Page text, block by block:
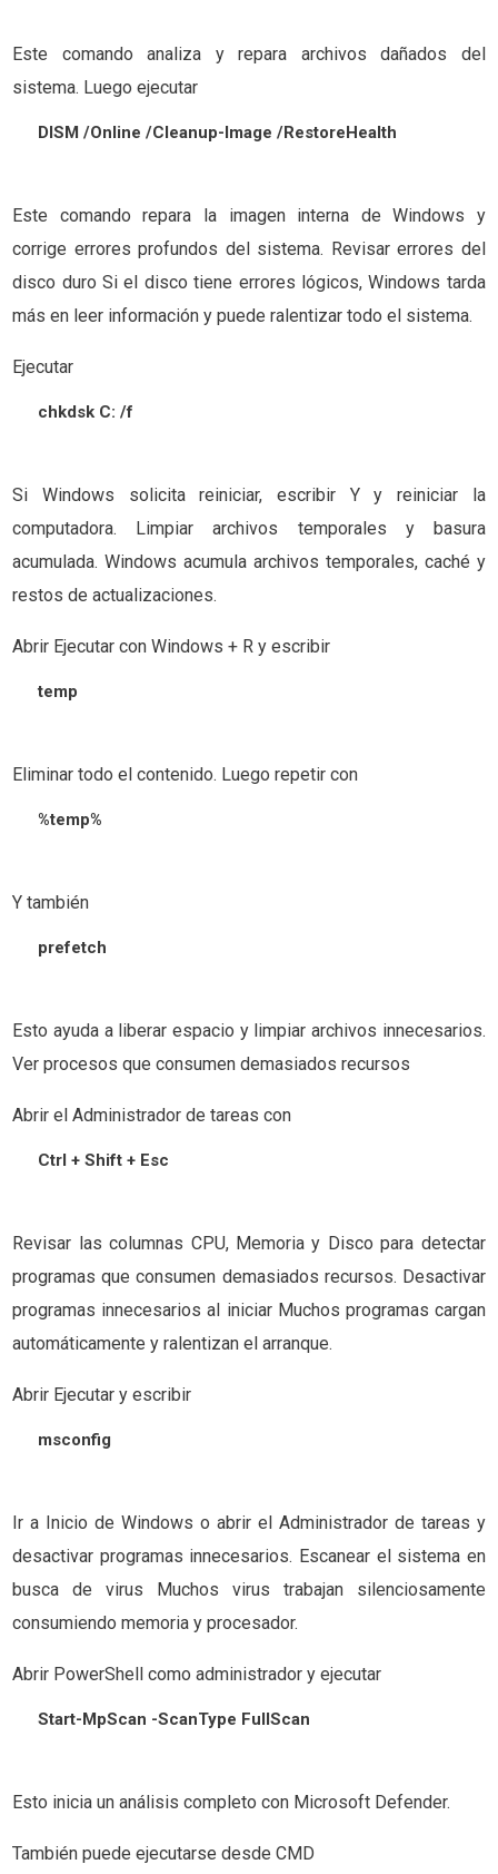
Este comando analiza y repara archivos dañados del
sistema. Luego ejecutar
DISM /Online /Cleanup-Image /RestoreHealth
Este comando repara la imagen interna de Windows y
corrige errores profundos del sistema. Revisar errores del
disco duro Si el disco tiene errores lógicos, Windows tarda
más en leer información y puede ralentizar todo el sistema.
Ejecutar
chkdsk C: /f
Si Windows solicita reiniciar, escribir Y y reiniciar la
computadora. Limpiar archivos temporales y basura
acumulada. Windows acumula archivos temporales, caché y
restos de actualizaciones.
Abrir Ejecutar con Windows + R y escribir
temp
Eliminar todo el contenido. Luego repetir con
%temp%
Y también
prefetch
Esto ayuda a liberar espacio y limpiar archivos innecesarios.
Ver procesos que consumen demasiados recursos
Abrir el Administrador de tareas con
Ctrl + Shift + Esc
Revisar las columnas CPU, Memoria y Disco para detectar
programas que consumen demasiados recursos. Desactivar
programas innecesarios al iniciar Muchos programas cargan
automáticamente y ralentizan el arranque.
Abrir Ejecutar y escribir
msconfig
Ir a Inicio de Windows o abrir el Administrador de tareas y
desactivar programas innecesarios. Escanear el sistema en
busca de virus Muchos virus trabajan silenciosamente
consumiendo memoria y procesador.
Abrir PowerShell como administrador y ejecutar
Start-MpScan -ScanType FullScan
Esto inicia un análisis completo con Microsoft Defender.
También puede ejecutarse desde CMD